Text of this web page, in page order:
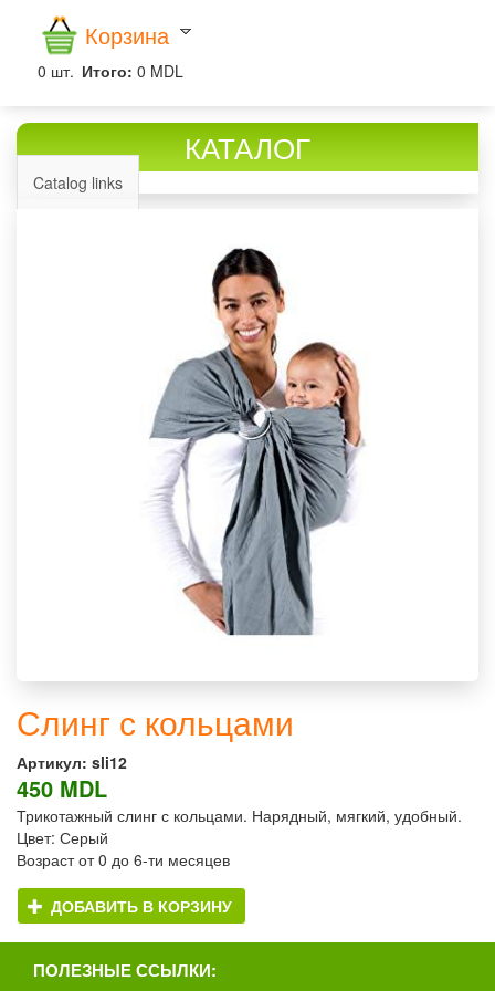
Корзина
0 шт. Итого: 0 MDL
КАТАЛОГ
Catalog links
Слинг с кольцами
Артикул: sli12
450 MDL
Трикотажный слинг с кольцами. Нарядный, мягкий, удобный.
Цвет: Серый
Возраст от 0 до 6-ти месяцев
ДОБАВИТЬ В КОРЗИНУ
ПОЛЕЗНЫЕ ССЫЛКИ: